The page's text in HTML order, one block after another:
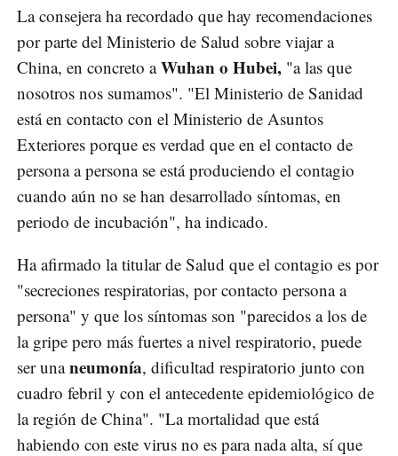
La consejera ha recordado que hay recomendaciones
por parte del Ministerio de Salud sobre viajar a
China, en concreto aWuhan o Hubei, "a las que
nosotros nos sumamos". "El Ministerio de Sanidad
está en contacto con el Ministerio de Asuntos
Exteriores porque es verdad que en el contacto de
persona a persona se está produciendo el contagio
cuando aún no se han desarrollado síntomas, en
periodo de incubación", ha indicado.
Ha afirmado la titular de Salud que el contagio es por
"secreciones respiratorias, por contacto persona a
persona" y que los síntomas son "parecidos a los de
la gripe pero más fuertes a nivel respiratorio, puede
ser unaneumonía, dificultad respiratorio junto con
cuadro febril y con el antecedente epidemiológico de
la región de China". "La mortalidad que está
habiendo con este virus no es para nada alta, sí que